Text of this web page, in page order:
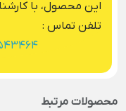
این محصول، با
تلفن تماس :
محصولات مرتبط